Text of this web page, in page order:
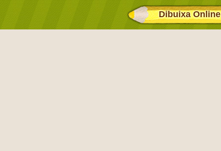
Dibuixa Online